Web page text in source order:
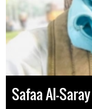
Safaa Al-Saray